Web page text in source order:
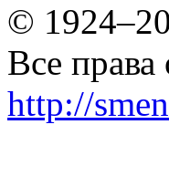
©
Все права
http://